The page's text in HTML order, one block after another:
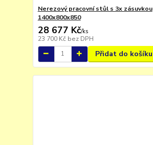
Nerezový pracovní stůl s 3x zásuvkou
1400x800x850
28 677 Kč/ks
23 700 Kč bez DPH
Přidat do košíku